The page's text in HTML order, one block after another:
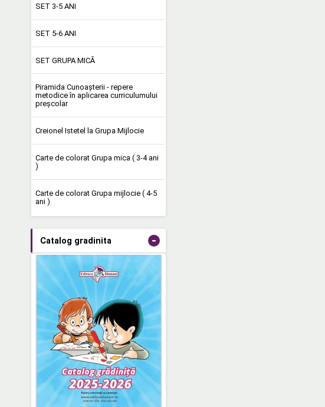
SET 3-5 ANI
SET 5-6 ANI
SET GRUPA MICĂ
Piramida Cunoașterii - repere
metodice în aplicarea curriculumului
preşcolar
Creionel Istetel la Grupa Mijlocie
Carte de colorat Grupa mica ( 3-4 ani
)
Carte de colorat Grupa mijlocie ( 4-5
ani )
Catalog gradinita -